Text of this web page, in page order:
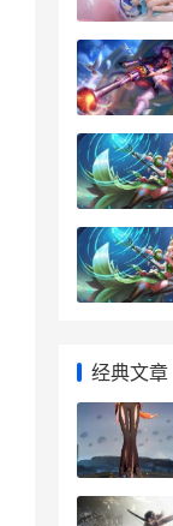
经典文章